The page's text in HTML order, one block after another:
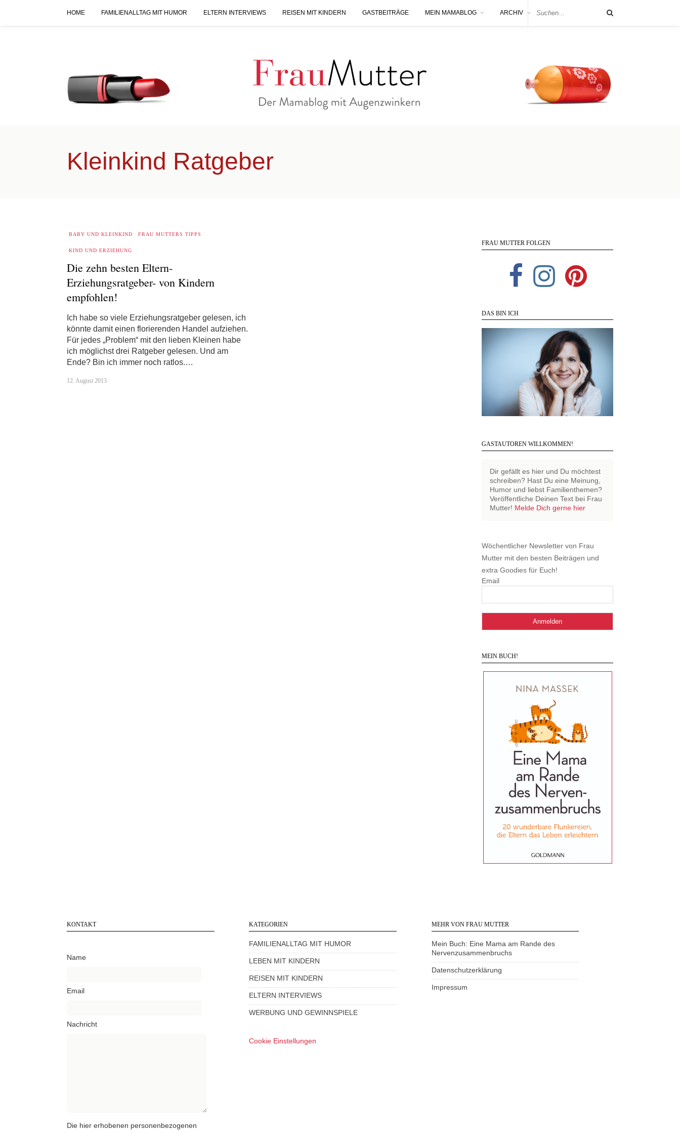
HOME FAMILIENALLTAG MIT HUMOR ELTERN INTERVIEWS REISEN MIT KINDERN GASTBEITRÄGE MEIN MAMABLOG ARCHIV
Kleinkind Ratgeber
BABY UND KLEINKIND FRAU MUTTERS TIPPS
KIND UND ERZIEHUNG
Die zehn besten Eltern-
Erziehungsratgeber- von Kindern
empfohlen!
Ich habe so viele Erziehungsratgeber gelesen, ich
könnte damit einen florierenden Handel aufziehen.
Für jedes „Problem“ mit den lieben Kleinen habe
ich möglichst drei Ratgeber gelesen. Und am
Ende? Bin ich immer noch ratlos.…
12. August 2013
FRAU MUTTER FOLGEN
DAS BIN ICH
GASTAUTOREN WILLKOMMEN!
Dir gefällt es hier und Du möchtest
schreiben? Hast Du eine Meinung,
Humor und liebst Familienthemen?
Veröffentliche Deinen Text bei Frau
Mutter! Melde Dich gerne hier
Wöchentlicher Newsletter von Frau
Mutter mit den besten Beiträgen und
extra Goodies für Euch!
Email
MEIN BUCH!
KONTAKT
Name
Email
Nachricht
Die hier erhobenen personenbezogenen
KATEGORIEN
FAMILIENALLTAG MIT HUMOR
LEBEN MIT KINDERN
REISEN MIT KINDERN
ELTERN INTERVIEWS
WERBUNG UND GEWINNSPIELE
Cookie Einstellungen
MEHR VON FRAU MUTTER
Mein Buch: Eine Mama am Rande des
Nervenzusammenbruchs
Datenschutzerklärung
Impressum